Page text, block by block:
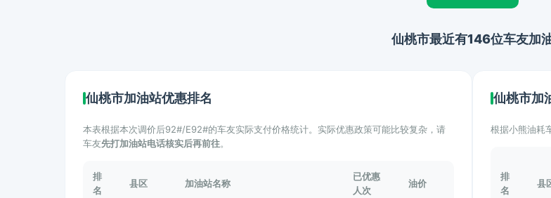
仙桃市最近有146位车友加
仙桃市加油站优惠排名
本表根据本次调价后92#/E92#的车友实际支付价格统计。实际优惠政策可能比较复杂，请
车友先打加油站电话核实后再前往。
排
名
县区 加油站名称
已优惠
人次
油价
仙桃市加
根据小熊油耗
排
名
县